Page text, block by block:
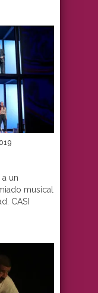
a un
musical
CASI